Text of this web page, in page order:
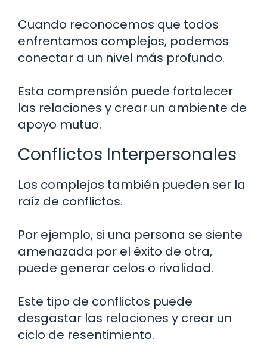
Cuando reconocemos que todos
enfrentamos complejos, podemos
conectar a un nivel más profundo.
Esta comprensión puede fortalecer
las relaciones y crear un ambiente de
apoyo mutuo.
Conflictos Interpersonales
Los complejos también pueden ser la
raíz de conflictos.
Por ejemplo, si una persona se siente
amenazada por el éxito de otra,
puede generar celos o rivalidad.
Este tipo de conflictos puede
desgastar las relaciones y crear un
ciclo de resentimiento.